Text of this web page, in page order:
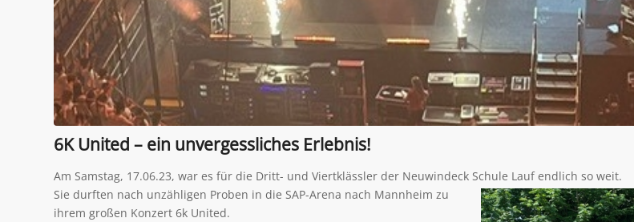
6K United – ein unvergessliches Erlebnis!
Am Samstag, 17.06.23, war es für die Dritt- und Viertklässler der Neuwindeck Schule Lauf endlich so weit.
Sie durften nach unzähligen Proben in die SAP-Arena nach Mannheim zu
ihrem großen Konzert 6k United.